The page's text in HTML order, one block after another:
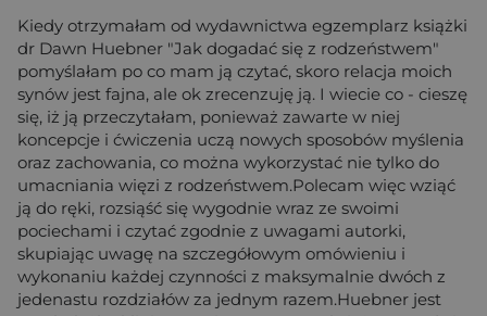
Kiedy otrzymałam od wydawnictwa egzemplarz książki
dr Dawn Huebner "Jak dogadać się z rodzeństwem"
pomyślałam po co mam ją czytać, skoro relacja moich
synów jest fajna, ale ok zrecenzuję ją. I wiecie co - cieszę
się, iż ją przeczytałam, ponieważ zawarte w niej
koncepcje i ćwiczenia uczą nowych sposobów myślenia
oraz zachowania, co można wykorzystać nie tylko do
umacniania więzi z rodzeństwem.Polecam więc wziąć
ją do ręki, rozsiąść się wygodnie wraz ze swoimi
pociechami i czytać zgodnie z uwagami autorki,
skupiając uwagę na szczegółowym omówieniu i
wykonaniu każdej czynności z maksymalnie dwóch z
jedenastu rozdziałów za jednym razem.Huebner jest